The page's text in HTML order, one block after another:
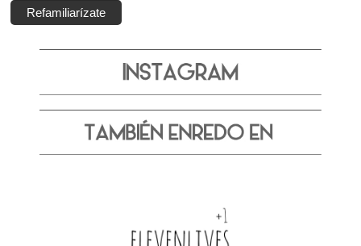
correo
electrónico:
Refamiliarízate